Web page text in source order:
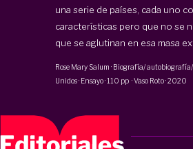
una serie de países, cada uno
características pero que no se
que se aglutinan en esa masa
Rose Mary Salum · Biografía/ autobiografía/
Unidos · Ensayo·110 pp ·Vaso Roto·2020